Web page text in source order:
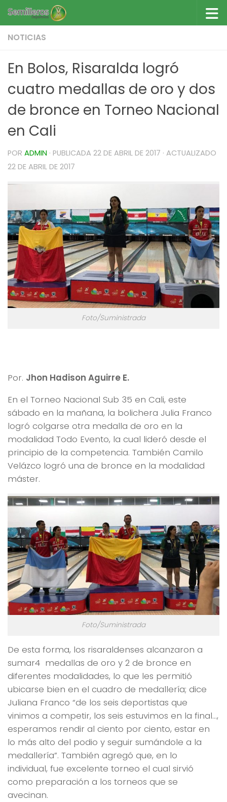
Saltar al contenido
NOTICIAS
En Bolos, Risaralda logró
cuatro medallas de oro y dos
de bronce en Torneo Nacional
en Cali
POR ADMIN · PUBLICADA 22 DE ABRIL DE 2017 · ACTUALIZADO
22 DE ABRIL DE 2017
Foto/Suministrada
Por. Jhon Hadison Aguirre E.
En el Torneo Nacional Sub 35 en Cali, este
sábado en la mañana, la bolichera Julia Franco
logró colgarse otra medalla de oro en la
modalidad Todo Evento, la cual lideró desde el
principio de la competencia. También Camilo
Velázco logró una de bronce en la modalidad
máster.
Foto/Suministrada
De esta forma, los risaraldenses alcanzaron a
sumar4 medallas de oro y 2 de bronce en
diferentes modalidades, lo que les permitió
ubicarse bien en el cuadro de medallería; dice
Juliana Franco “de los seis deportistas que
vinimos a competir, los seis estuvimos en la final…,
esperamos rendir al ciento por ciento, estar en
lo más alto del podio y seguir sumándole a la
medallería”. También agregó que, en lo
individual, fue excelente torneo el cual sirvió
como preparación a los torneos que se
avecinan.